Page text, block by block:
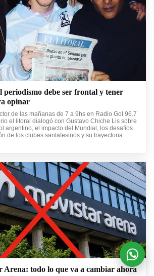
debe ser frontal y tener
opinar
de las mañanas de 7 a 9hs en Radio Gol 96.7
el litoral dialogó con Gustavo Chiche Lis sobre
argentino, el impacto del Mundial, los desafíos
de los clubes santafesinos y su trayectoria
Arena: todo lo que va a cambiar ahora